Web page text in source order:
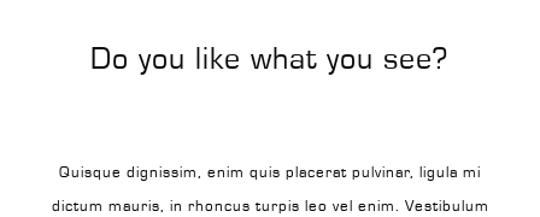
Do you like what you see?
Quisque dignissim, enim quis placerat pulvinar, ligula mi
dictum mauris, in rhoncus turpis leo vel enim. Vestibulum